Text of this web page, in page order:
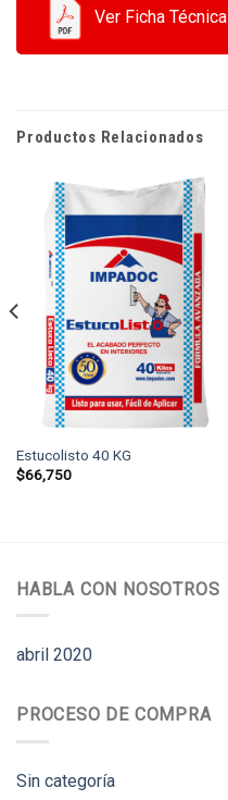
Ver Ficha Técnica
Productos Relacionados
Estucolisto 40 KG
$66,750
HABLA CON NOSOTROS
abril 2020
PROCESO DE COMPRA
Sin categoría